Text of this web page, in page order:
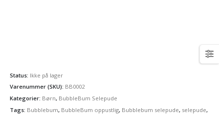
Status: Ikke på lager
Varenummer (SKU): BB0002
Kategorier: Børn, BubbleBum Selepude
Tags: Bubblebum, BubbleBum oppustlig, Bubblebum selepude, selepude,